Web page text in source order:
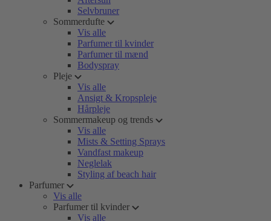
Selvbruner
Sommerdufte
Vis alle
Parfumer til kvinder
Parfumer til mænd
Bodyspray
Pleje
Vis alle
Ansigt & Kropspleje
Hårpleje
Sommermakeup og trends
Vis alle
Mists & Setting Sprays
Vandfast makeup
Neglelak
Styling af beach hair
Parfumer
Vis alle
Parfumer til kvinder
Vis alle